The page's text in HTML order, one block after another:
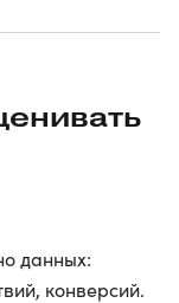
данных:
конверсий.